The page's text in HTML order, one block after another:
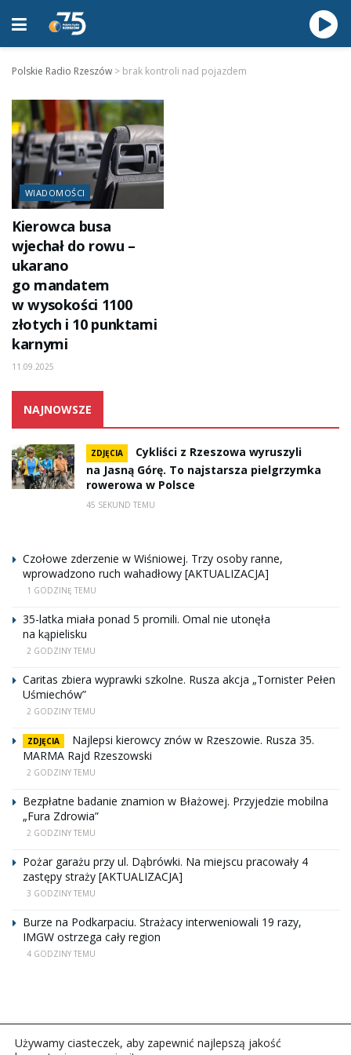
Polskie Radio Rzeszów > brak kontroli nad pojazdem
WIADOMOŚCI
Kierowca busa
wjechał do rowu –
ukarano
go mandatem
w wysokości 1100
złotych i 10 punktami
karnymi
11.09.2025
NAJNOWSZE
ZDJĘCIA
Cykliści z Rzeszowa wyruszyli
na Jasną Górę. To najstarsza pielgrzymka
rowerowa w Polsce
45 SEKUND TEMU
Czołowe zderzenie w Wiśniowej. Trzy osoby ranne,
wprowadzono ruch wahadłowy [AKTUALIZACJA]
1 GODZINĘ TEMU
35-latka miała ponad 5 promili. Omal nie utonęła
na kąpielisku
2 GODZINY TEMU
Caritas zbiera wyprawki szkolne. Rusza akcja „Tornister Pełen
Uśmiechów”
2 GODZINY TEMU
ZDJĘCIA
Najlepsi kierowcy znów w Rzeszowie. Rusza 35.
MARMA Rajd Rzeszowski
2 GODZINY TEMU
Bezpłatne badanie znamion w Błażowej. Przyjedzie mobilna
„Fura Zdrowia”
2 GODZINY TEMU
Pożar garażu przy ul. Dąbrówki. Na miejscu pracowały 4
zastępy straży [AKTUALIZACJA]
3 GODZINY TEMU
Burze na Podkarpaciu. Strażacy interweniowali 19 razy,
IMGW ostrzega cały region
4 GODZINY TEMU
Używamy ciasteczek, aby zapewnić najlepszą jakość